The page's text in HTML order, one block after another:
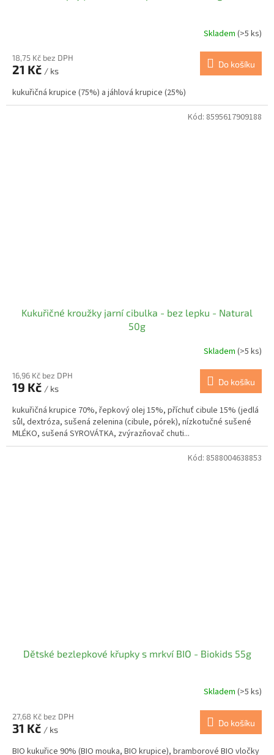
Skladem (>5 ks)
18,75 Kč bez DPH
21 Kč / ks
Do košíku
kukuřičná krupice (75%) a jáhlová krupice (25%)
Kukuřičné kroužky jarní cibulka - bez lepku - Natural
50g
Skladem (>5 ks)
16,96 Kč bez DPH
19 Kč / ks
Do košíku
kukuřičná krupice 70%, řepkový olej 15%, příchuť cibule 15% (jedlá
sůl, dextróza, sušená zelenina (cibule, pórek), nízkotučné sušené
MLÉKO, sušená SYROVÁTKA, zvýrazňovač chuti...
Kód: 8595617909188
Dětské bezlepkové křupky s mrkví BIO - Biokids 55g
Skladem (>5 ks)
27,68 Kč bez DPH
31 Kč / ks
Do košíku
BIO kukuřice 90% (BIO mouka, BIO krupice), bramborové BIO vločky
Kód: 8588004638853